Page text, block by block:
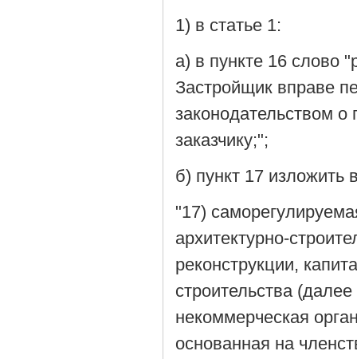
1) в статье 1:
а) в пункте 16 слово
Застройщик вправе
законодательством о
заказчику;";
б) пункт 17
"17)
архитектурно-
реконструкции,
строительства
некоммерческая
основанная на